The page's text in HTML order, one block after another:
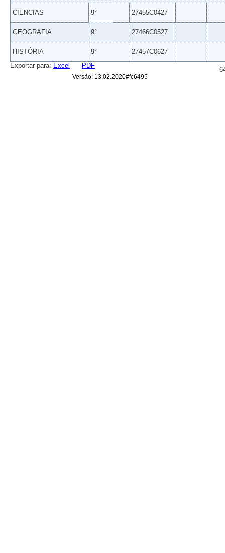
CIENCIAS 9° 27455C0427
GEOGRAFIA 9° 27466C0527
HISTÓRIA 9° 27457C0627
Exportar para: Excel PDF
Versão: 13.02.2020#fc6495